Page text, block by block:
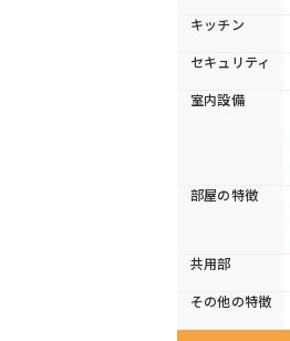
キッチン
セキュリティ
室内設備
部屋の特徴
共用部
その他の特徴